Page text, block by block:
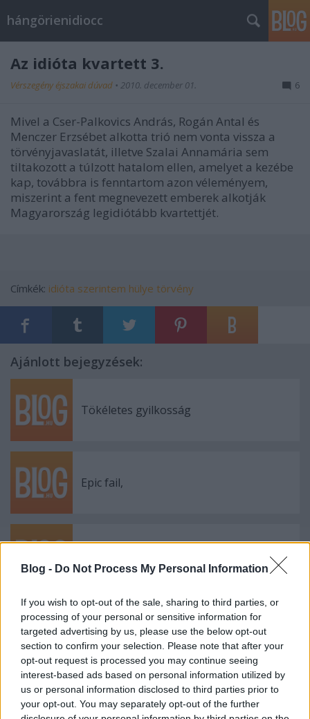
Blog - Do Not Process My Personal Information
If you wish to opt-out of the sale, sharing to third parties, or
processing of your personal or sensitive information for
targeted advertising by us, please use the below opt-out
section to confirm your selection. Please note that after your
opt-out request is processed you may continue seeing
interest-based ads based on personal information utilized by
us or personal information disclosed to third parties prior to
your opt-out. You may separately opt-out of the further
hángörienidiocc
Az idióta kvartett 3.
Vérszegény éjszakai dúvad • 2010. december 01. 6
Mivel a Cser-Palkovics András, Rogán Antal és
Menczer Erzsébet alkotta trió nem vonta vissza a
törvényjavaslatát, illetve Szalai Annamária sem
tiltakozott a túlzott hatalom ellen, amelyet a kezébe
kap, továbbra is fenntartom azon véleményem,
miszerint a fent megnevezett emberek alkotják
Magyarország legidiótább kvartettjét.
Címkék: idióta szerintem hülye törvény
Ajánlott bejegyzések:
Tökéletes gyilkosság
Epic fail,
Az akciócsoport
Az idióta kvartett 20.